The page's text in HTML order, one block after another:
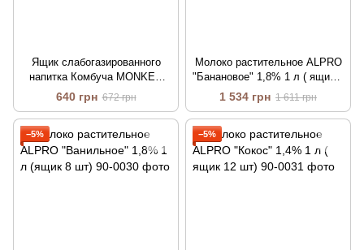
Ящик слабогазированного
напитка Комбуча MONKEY
Имбирь 330мл ( в ящике 12
640 грн 672 грн
Молоко растительное ALPRO
"Банановое" 1,8% 1 л ( ящик 8
1 534 грн 1 611 грн
−5% −5%